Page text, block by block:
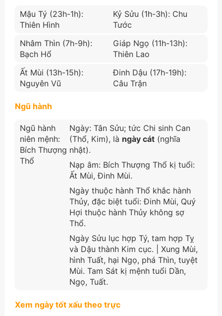
Mậu Tý (23h-1h):
Thiên Hình
Kỷ Sửu (1h-3h): Chu
Tước
Nhâm Thìn (7h-9h):
Bạch Hổ
Giáp Ngọ (11h-13h):
Thiên Lao
Ất Mùi (13h-15h):
Nguyên Vũ
Đinh Dậu (17h-19h):
Câu Trận
Ngũ hành
Ngũ hành
niên mệnh:
Bích Thượng
Thổ
Ngày: Tân Sửu; tức Chi sinh Can
(Thổ, Kim), là ngày cát(nghĩa
nhật).
Nạp âm: Bích Thượng Thổ kị tuổi:
Ất Mùi, Đinh Mùi.
Ngày thuộc hành Thổ khắc hành
Thủy, đặc biệt tuổi: Đinh Mùi, Quý
Hợi thuộc hành Thủy không sợ
Thổ.
Ngày Sửu lục hợp Tý, tam hợp Tỵ
và Dậu thành Kim cục. | Xung Mùi,
hình Tuất, hại Ngọ, phá Thìn, tuyệt
Mùi. Tam Sát kị mệnh tuổi Dần,
Ngọ, Tuất.
Xem ngày tốt xấu theo trực